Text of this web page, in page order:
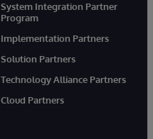
System Integration Partner
Program
Implementation Partners
Solution Partners
Technology Alliance Partners
Cloud Partners